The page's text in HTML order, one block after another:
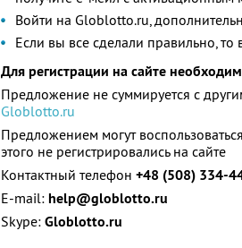
Войти на Globlotto.ru,
Если вы все сделали правильно, то
Для регистрации на сайте
Предложение не суммируется с
Globlotto.ru
Предложением могут
этого не регистрировались на сайте
Контактный телефон +48 (508) 334-
E-mail: help@globlotto.ru
Skype: Globlotto.ru